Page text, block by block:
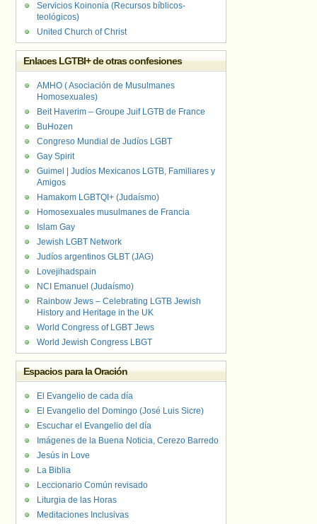
Servicios Koinonia (Recursos bíblicos-
teológicos)
United Church of Christ
Enlaces LGTBI+ de otras confesiones
AMHO ( Asociación de Musulmanes
Homosexuales)
Beit Haverim – Groupe Juif LGTB de France
BuHozen
Congreso Mundial de Judíos LGBT
Gay Spirit
Guimel | Judíos Mexicanos LGTB, Familiares y
Amigos
Hamakom LGBTQI+ (Judaísmo)
Homosexuales musulmanes de Francia
Islam Gay
Jewish LGBT Network
Judíos argentinos GLBT (JAG)
Lovejihadspain
NCI Emanuel (Judaísmo)
Rainbow Jews – Celebrating LGTB Jewish
History and Heritage in the UK
World Congress of LGBT Jews
World Jewish Congress LBGT
Espacios para la Oración
El Evangelio de cada día
El Evangelio del Domingo (José Luis Sicre)
Escuchar el Evangelio del día
Imágenes de la Buena Noticia, Cerezo Barredo
Jesús in Love
La Biblia
Leccionario Común revisado
Liturgia de las Horas
Meditaciones Inclusivas